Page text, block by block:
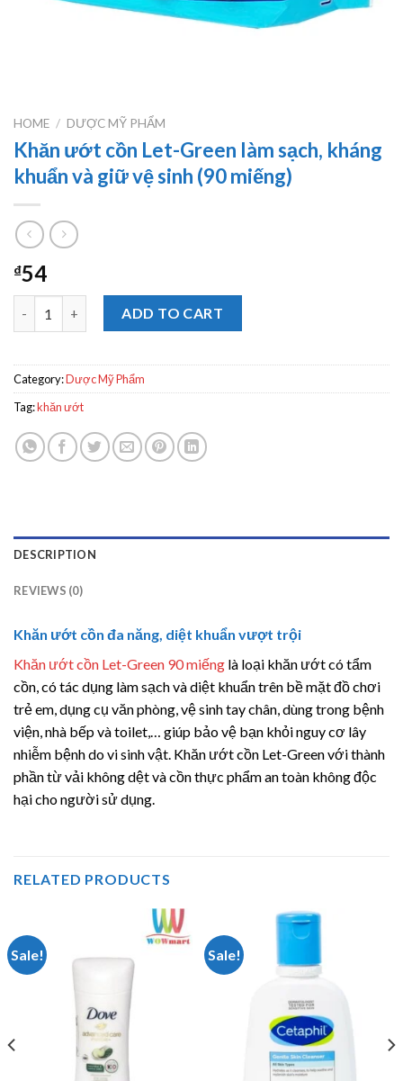
HOME / DƯỢC MỸ PHẨM
Khăn ướt cồn Let-Green làm sạch, kháng
khuẩn và giữ vệ sinh (90 miếng)
₫54
Khăn ướt cồn Let-Green làm sạch, kháng khuẩn và giữ vệ sinh
ADD TO CART
Category:Dược Mỹ Phẩm
Tag:khăn ướt
DESCRIPTION
REVIEWS (0)
Khăn ướt cồn đa năng, diệt khuẩn vượt trội
Khăn ướt cồn Let-Green 90 miếng là loại khăn ướt có tẩm
cồn, có tác dụng làm sạch và diệt khuẩn trên bề mặt đồ chơi
trẻ em, dụng cụ văn phòng, vệ sinh tay chân, dùng trong bệnh
viện, nhà bếp và toilet,… giúp bảo vệ bạn khỏi nguy cơ lây
nhiễm bệnh do vi sinh vật. Khăn ướt cồn Let-Green với thành
phần từ vải không dệt và cồn thực phẩm an toàn không độc
hại cho người sử dụng.
RELATED PRODUCTS
Sale! Sale!